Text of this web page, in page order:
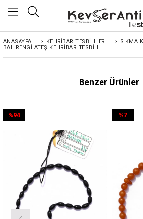
ANASAYFA > KEHRIBAR TESBIHLER > SIKMA
BAL RENGI ATEŞ KEHRIBAR TESBIH
Benzer Ürünler
%94
%7